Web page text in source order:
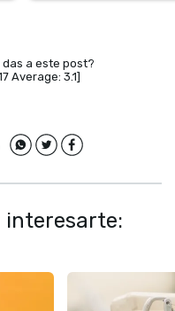
das a este post?
Average: 3.1]
interesarte: